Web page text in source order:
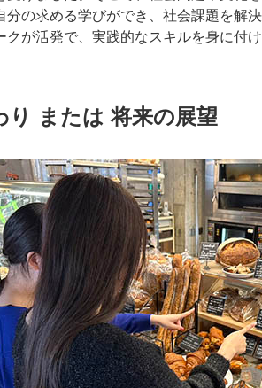
分の求める学びができ、社会課題を解
クが活発で、実践的なスキルを身に付
り または 将来の展望